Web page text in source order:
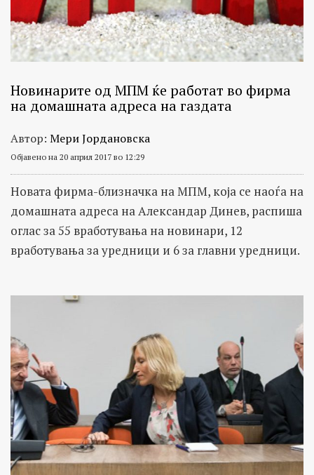
Новинарите од МПМ ќе работат во фирма
на домашната адреса на газдата
Автор: Мери Јордановска
Објавено на 20 април 2017 во 12:29
Новата фирма-близначка на МПМ, која се наоѓа на
домашната адреса на Александар Динев, распиша
оглас за 55 вработувања на новинари, 12
вработувања за уредници и 6 за главни уредници.